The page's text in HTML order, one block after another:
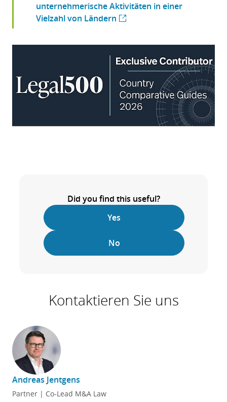
unternehmerische Aktivitäten in einer
Vielzahl von Ländern
Did you find this useful?
Yes
No
Kontaktieren Sie uns
Andreas Jentgens
Partner | Co-Lead M&A Law